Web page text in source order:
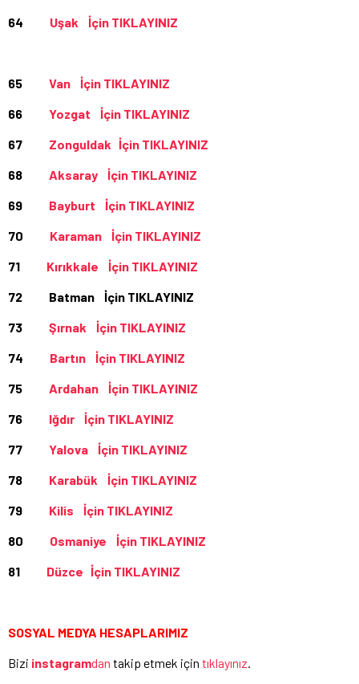
64 Uşak İçin TIKLAYINIZ
65 Van İçin TIKLAYINIZ
66 Yozgat İçin TIKLAYINIZ
67 Zonguldak İçin TIKLAYINIZ
68 Aksaray İçin TIKLAYINIZ
69 Bayburt İçin TIKLAYINIZ
70 Karaman İçin TIKLAYINIZ
71 Kırıkkale İçin TIKLAYINIZ
72 Batman İçin TIKLAYINIZ
73 Şırnak İçin TIKLAYINIZ
74 Bartın İçin TIKLAYINIZ
75 Ardahan İçin TIKLAYINIZ
76 Iğdır İçin TIKLAYINIZ
77 Yalova İçin TIKLAYINIZ
78 Karabük İçin TIKLAYINIZ
79 Kilis İçin TIKLAYINIZ
80 Osmaniye İçin TIKLAYINIZ
81 Düzce İçin TIKLAYINIZ
SOSYAL MEDYA HESAPLARIMIZ
Bizi instagramdan takip etmek için tıklayınız